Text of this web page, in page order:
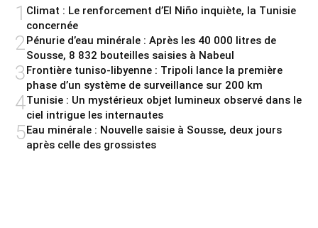
1 Climat : Le renforcement d’El Niño inquiète, la Tunisie
concernée
2Pénurie d’eau minérale : Après les 40 000 litres de
Sousse, 8 832 bouteilles saisies à Nabeul
3Frontière tuniso-libyenne : Tripoli lance la première
phase d’un système de surveillance sur 200 km
4Tunisie : Un mystérieux objet lumineux observé dans le
ciel intrigue les internautes
5Eau minérale : Nouvelle saisie à Sousse, deux jours
après celle des grossistes